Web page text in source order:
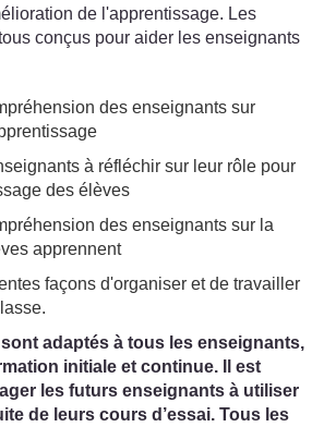
de l'apprentissage. Les
conçus pour aider les enseignants
des enseignants sur
à réfléchir sur leur rôle pour
des élèves
des enseignants sur la
apprennent
façons d'organiser et de travailler
adaptés à tous les enseignants,
initiale et continue. Il est
les futurs enseignants à utiliser
de leurs cours d’essai. Tous les